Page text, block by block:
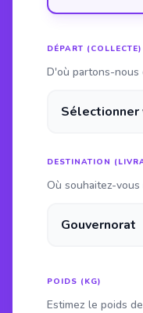
DÉPART (COLLECTE)
D'où partons-nous
DESTINATION
Où souhaitez-
POIDS (KG)
Estimez le poids